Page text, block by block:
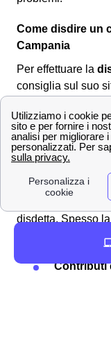
Come disdire un
Campania
Per effettuare la
consiglia sul suo
utile per i cittadini
contratto internet
eseguire la
modulo per la
inviarlo al
disdetta. Spesso la
saranno
Contributi